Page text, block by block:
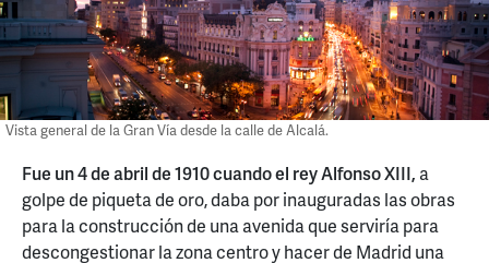
Vista general de la Gran Vía desde la calle de Alcalá.
Fue un 4 de abril de 1910 cuando el rey Alfonso XIII, a
golpe de piqueta de oro, daba por inauguradas las obras
para la construcción de una avenida que serviría para
descongestionar la zona centro y hacer de Madrid una